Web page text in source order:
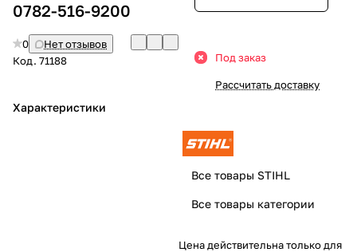
0782-516-9200
0
Нет отзывов
Код. 71188
Характеристики
Под заказ
Рассчитать доставку
Все товары STIHL
Все товары категории
Цена действительна только для
Добавляйте товары
% картой любого банка